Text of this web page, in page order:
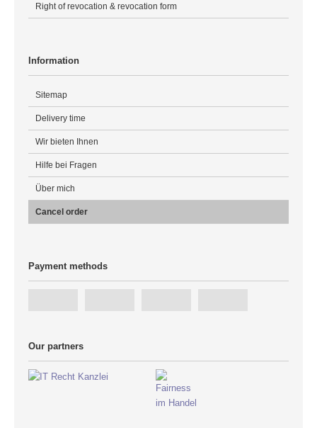
Right of revocation & revocation form
Information
Sitemap
Delivery time
Wir bieten Ihnen
Hilfe bei Fragen
Über mich
Cancel order
Payment methods
Our partners